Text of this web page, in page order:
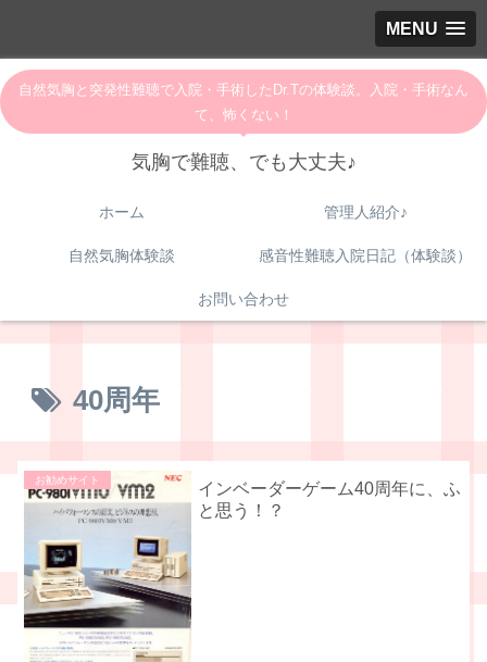
MENU
自然気胸と突発性難聴で入院・手術したDr.Tの体験談。入院・手術なん
て、怖くない！
気胸で難聴、でも大丈夫♪
ホーム 管理人紹介♪
自然気胸体験談 感音性難聴入院日記（体験談）
お問い合わせ
40周年
お勧めサイト
インベーダーゲーム40周年に、ふ
と思う！？